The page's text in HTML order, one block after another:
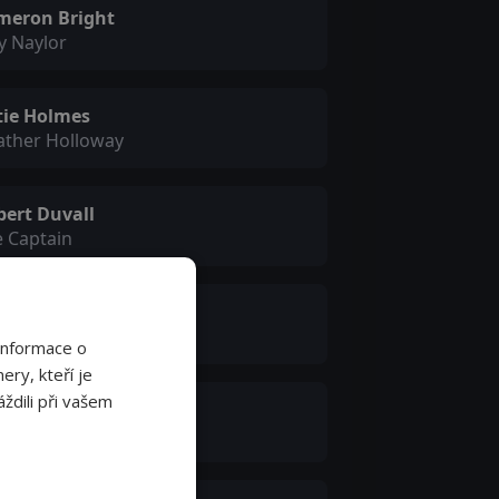
Bright
Naylor
Holmes
Holloway
Duvall
Captain
Jo Smith
o
kteří je
při vašem